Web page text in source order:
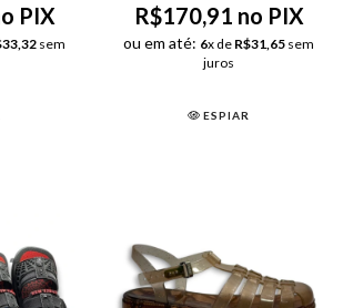
PIX
sem
R$170,91 no PIX
ou em até: 6x de R$31,65 sem
juros
ESPIAR